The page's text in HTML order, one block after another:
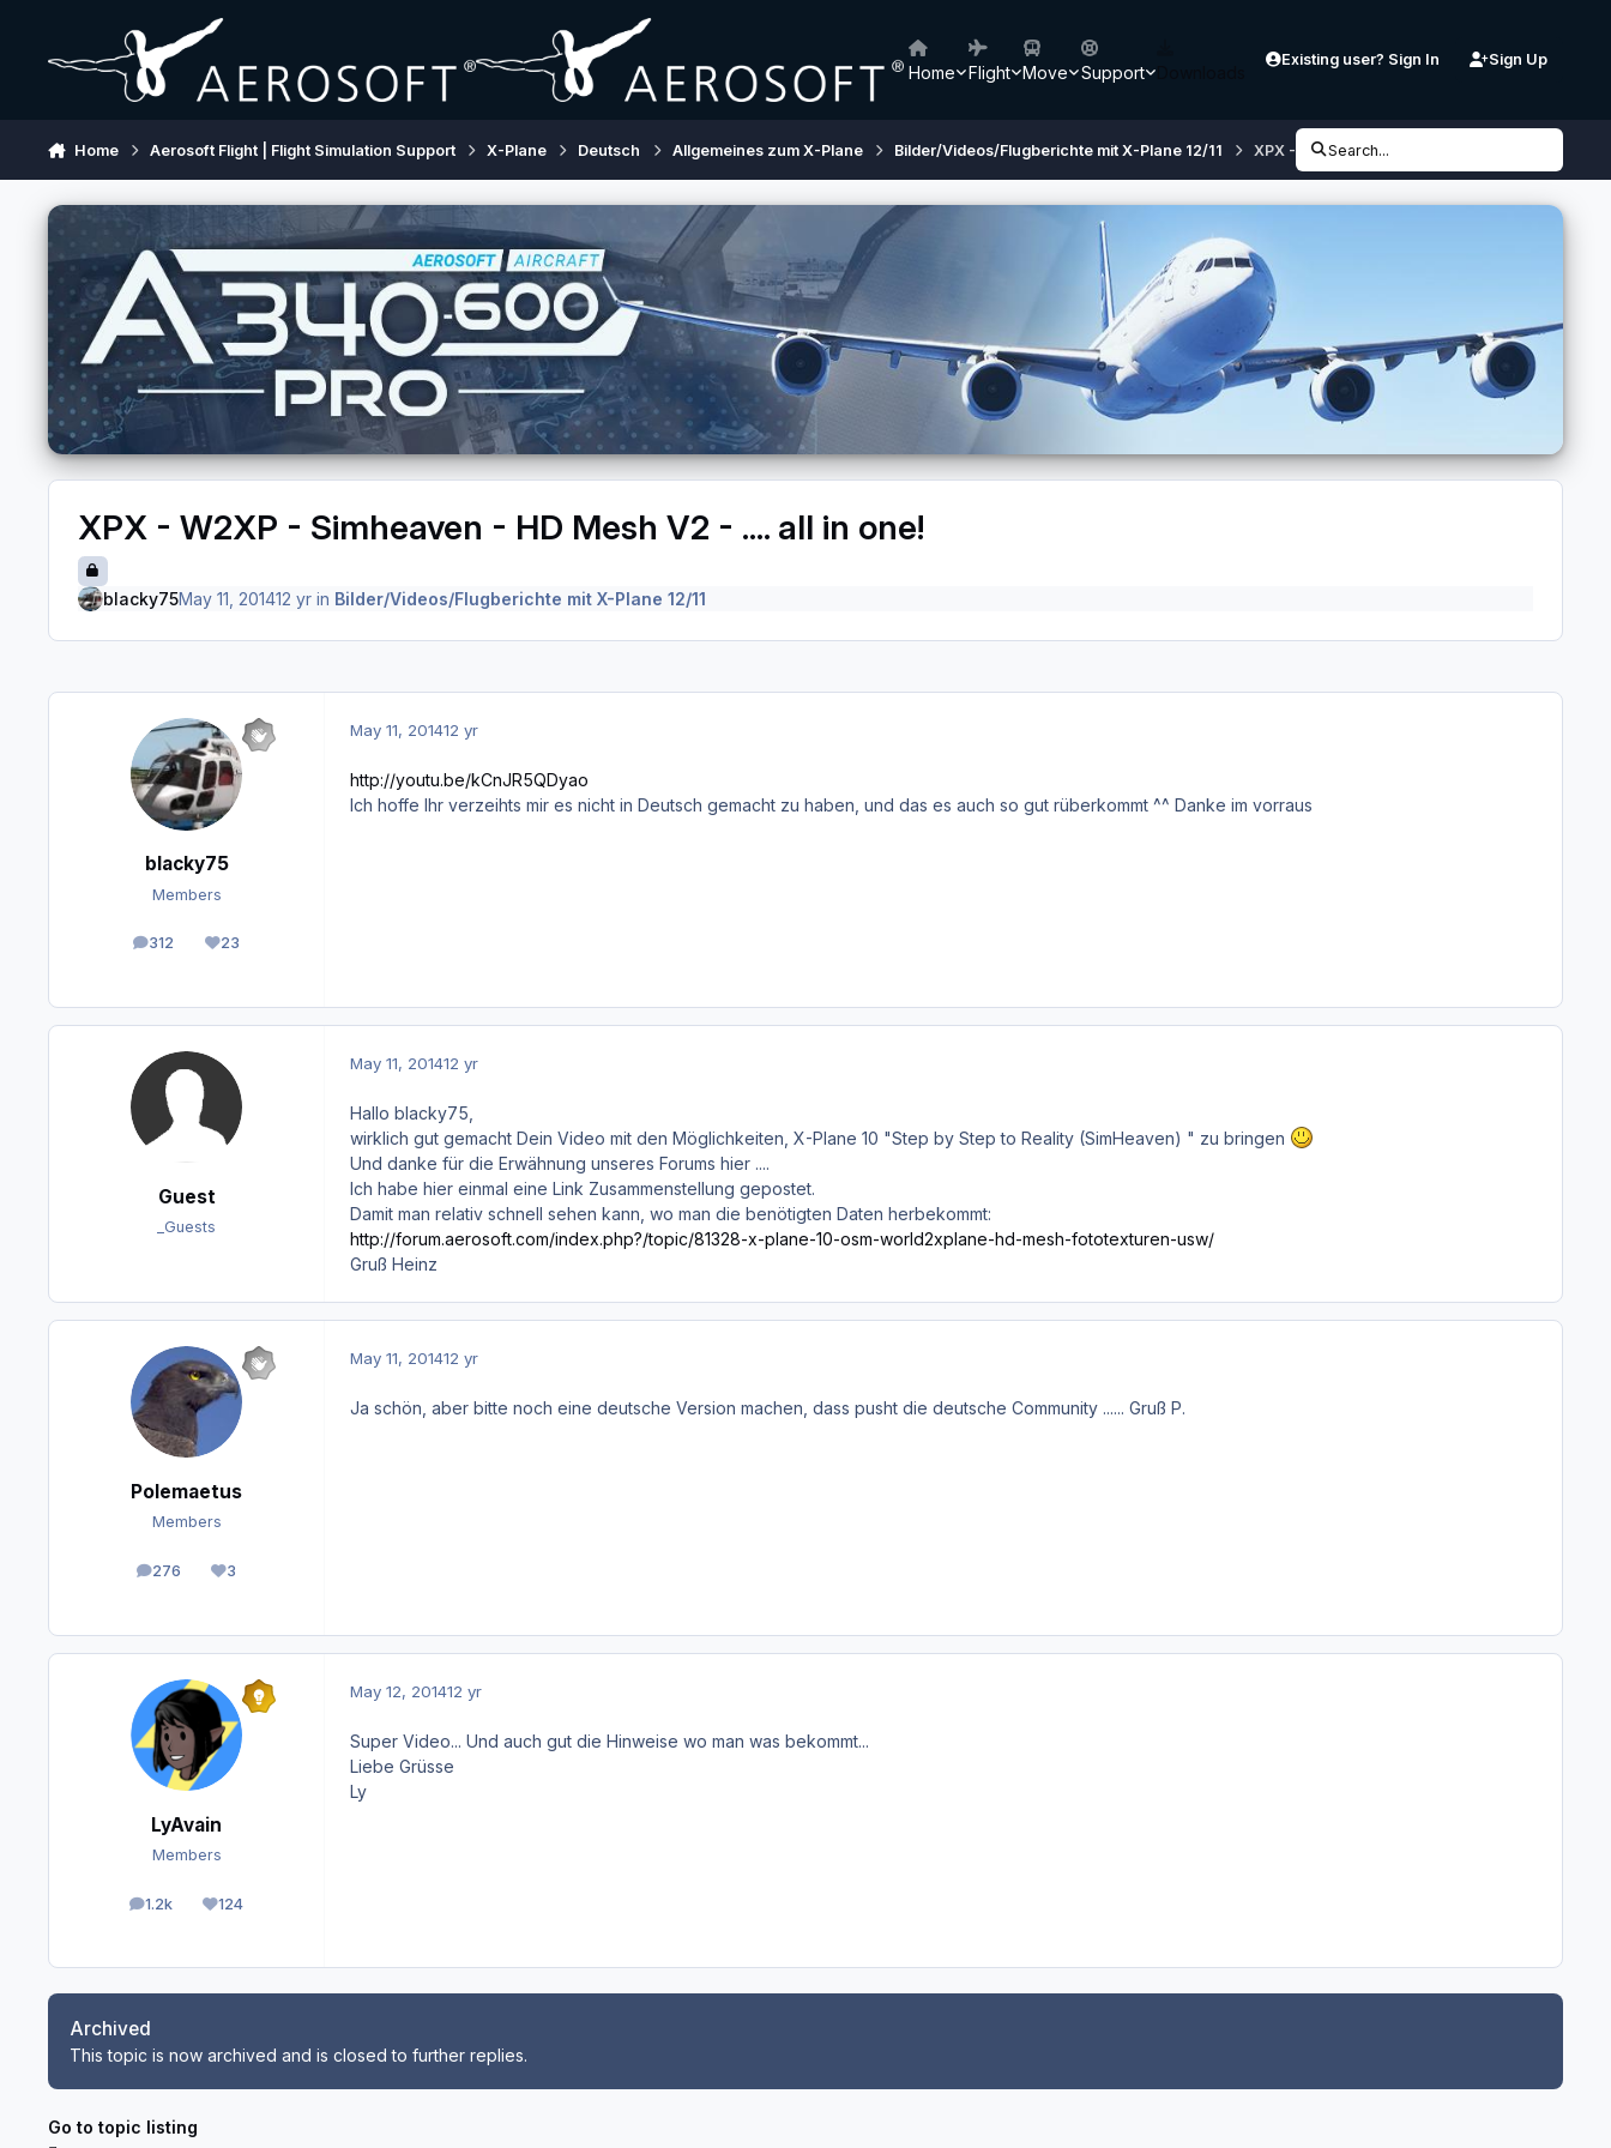
Home Flight Move Support
Existing user? Sign In Sign Up
Home Aerosoft Flight | Flight Simulation Support X-Plane Deutsch Allgemeines zum X-Plane Bilder/Videos/Flugberichte mit X-Plane 12/11 XPX - W2XP - Simheaven - HD Mesh V2 - .... all
Search...
XPX - W2XP - Simheaven - HD Mesh V2 - .... all in one!
blacky75May 11, 201412 yrin Bilder/Videos/Flugberichte mit X-Plane 12/11
blacky75
Members
312
posts 23
Reputation
May 11, 201412 yr
http://youtu.be/kCnJR5QDyao
Ich hoffe Ihr verzeihts mir es nicht in Deutsch gemacht zu haben, und das es auch so gut rüberkommt ^^ Danke im vorraus
Guest
_Guests
May 11, 201412 yr
Hallo blacky75,
wirklich gut gemacht Dein Video mit den Möglichkeiten, X-Plane 10 "Step by Step to Reality (SimHeaven) " zu bringen
Und danke für die Erwähnung unseres Forums hier ....
Ich habe hier einmal eine Link Zusammenstellung gepostet.
Damit man relativ schnell sehen kann, wo man die benötigten Daten herbekommt:
http://forum.aerosoft.com/index.php?/topic/81328-x-plane-10-osm-world2xplane-hd-mesh-fototexturen-usw/
Gruß Heinz
Polemaetus
Members
276
posts 3
Reputation
May 11, 201412 yr
Ja schön, aber bitte noch eine deutsche Version machen, dass pusht die deutsche Community ...... Gruß P.
LyAvain
Members
1.2k
posts 124
Reputation
May 12, 201412 yr
Super Video... Und auch gut die Hinweise wo man was bekommt...
Liebe Grüsse
Ly
Archived
This topic is now archived and is closed to further replies.
Go to topic listing